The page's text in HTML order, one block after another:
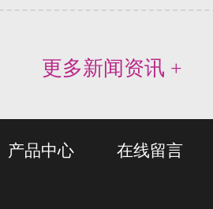
更多新闻资讯 +
产品中心 在线留言